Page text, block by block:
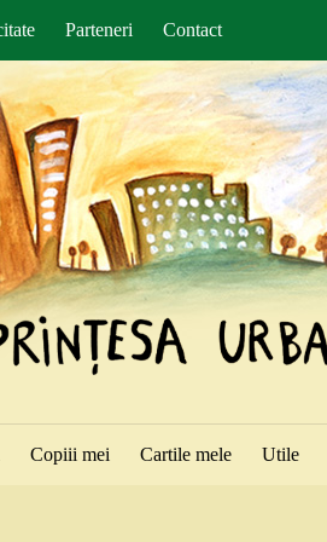
Parteneri Contact
Copiii mei Cartile mele Utile